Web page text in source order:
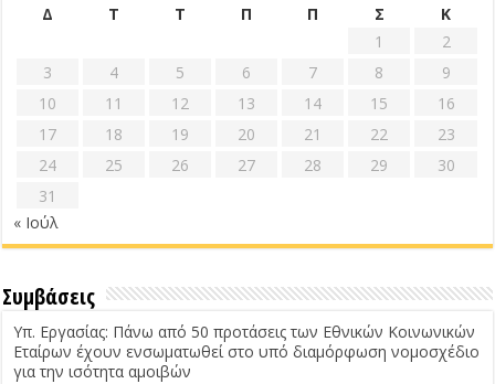
Δ
Τ Τ Π Π Σ
Κ
1
2
3
4 5 6 7 8
9
10
11 12 13 14 15
16
17
18 19 20 21 22
23
24
25 26 27 28 29
30
31
« Ιούλ
Συμβάσεις
Υπ. Εργασίας: Πάνω από 50 προτάσεις των Εθνικών Κοινωνικών
Εταίρων έχουν ενσωματωθεί στο υπό διαμόρφωση νομοσχέδιο
για την ισότητα αμοιβών